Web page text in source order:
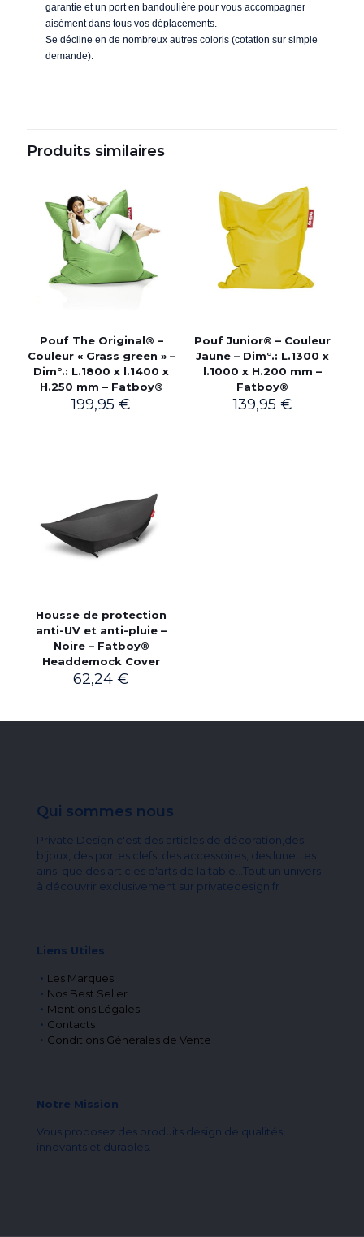
garantie et un port en bandoulière pour vous accompagner
aisément dans tous vos déplacements.
Se décline en de nombreux autres coloris (cotation sur simple
demande).
Produits similaires
Pouf The Original® –
Couleur « Grass green » –
Dim°.: L.1800 x l.1400 x
H.250 mm – Fatboy®
199,95€
Pouf Junior® – Couleur
Jaune – Dim°.: L.1300 x
l.1000 x H.200 mm –
Fatboy®
139,95 €
Housse de protection
anti-UV et anti-pluie –
Noire – Fatboy®
Headdemock Cover
62,24€
Qui sommes nous
Private Design c'est des articles de décoration,des
bijoux, des portes clefs, des accessoires, des lunettes
ainsi que des articles d'arts de la table...Tout un univers
à découvrir exclusivement sur privatedesign.fr
Liens Utiles
Les Marques
Nos Best Seller
Mentions Légales
Contacts
Conditions Générales de Vente
Notre Mission
Vous proposez des produits design de qualités,
innovants et durables.